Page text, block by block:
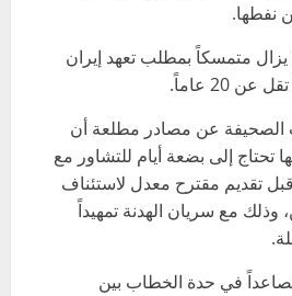
نفطها.
متمسكاً بمطلب تعهد إيران
20 عاماً.
عن مصادر مطلعة أن
تحتاج إلى بضعة أيام للتشاور مع
تقديم مقترح معدل لاستئناف
مع سريان الهدنة تمهيداً
في حدة الخطاب بين